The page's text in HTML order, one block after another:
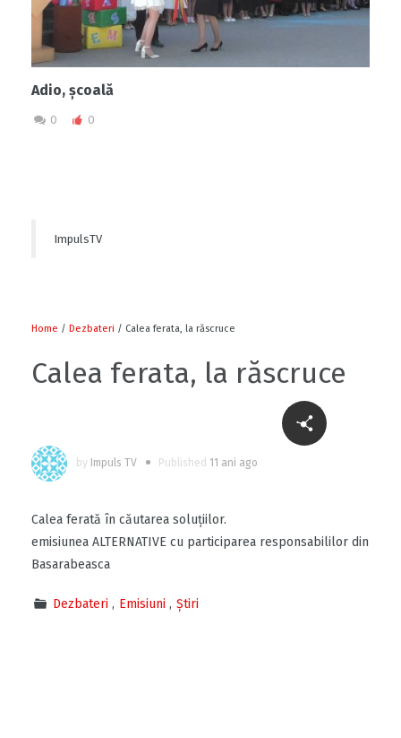
Adio, școală
0 0
ImpulsTV
Home / Dezbateri / Calea ferata, la răscruce
Calea ferata, la răscruce
by Impuls TV Published 11 ani ago
Calea ferată în căutarea soluțiilor.
emisiunea ALTERNATIVE cu participarea responsabililor din
Basarabeasca
Dezbateri Emisiuni Știri